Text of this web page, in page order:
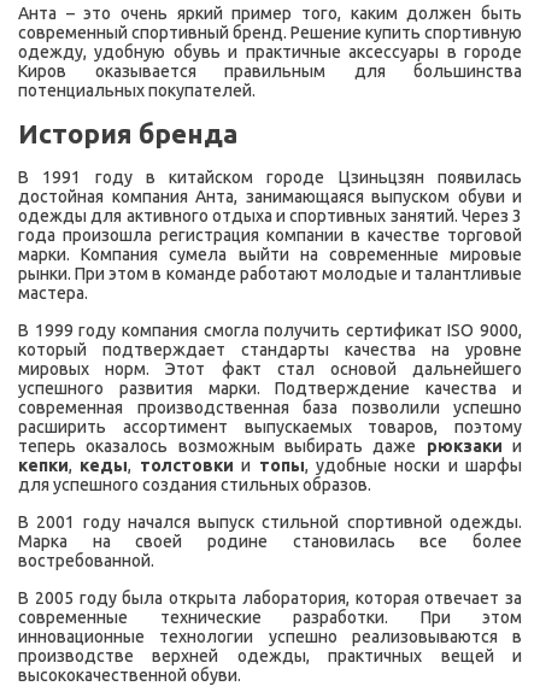
Анта – это очень яркий пример того, каким должен быть
современный спортивный бренд. Решение купить спортивную
одежду, удобную обувь и практичные аксессуары в городе
Киров оказывается правильным для большинства
потенциальных покупателей.
История бренда
В 1991 году в китайском городе Цзиньцзян появилась
достойная компания Анта, занимающаяся выпуском обуви и
одежды для активного отдыха и спортивных занятий. Через 3
года произошла регистрация компании в качестве торговой
марки. Компания сумела выйти на современные мировые
рынки. При этом в команде работают молодые и талантливые
мастера.
В 1999 году компания смогла получить сертификат ISO 9000,
который подтверждает стандарты качества на уровне
мировых норм. Этот факт стал основой дальнейшего
успешного развития марки. Подтверждение качества и
современная производственная база позволили успешно
расширить ассортимент выпускаемых товаров, поэтому
теперь оказалось возможным выбирать даже рюкзаки и
кепки, кеды, толстовки и топы, удобные носки и шарфы
для успешного создания стильных образов.
В 2001 году начался выпуск стильной спортивной одежды.
Марка на своей родине становилась все более
востребованной.
В 2005 году была открыта лаборатория, которая отвечает за
современные технические разработки. При этом
инновационные технологии успешно реализовываются в
производстве верхней одежды, практичных вещей и
высококачественной обуви.